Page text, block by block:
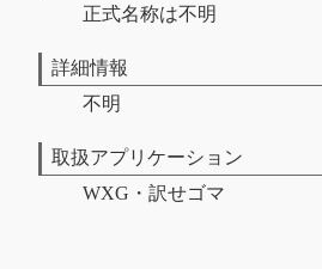
正式名称は不明
詳細情報
不明
取扱アプリケーション
WXG・訳せゴマ